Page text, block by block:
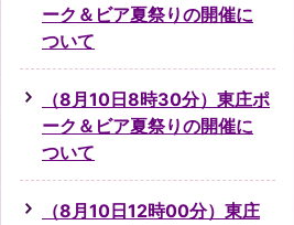
ーク＆ビア夏祭りの開催に
ついて
（8月10日8時30分）東庄ポ
ーク＆ビア夏祭りの開催に
ついて
（8月10日12時00分）東庄